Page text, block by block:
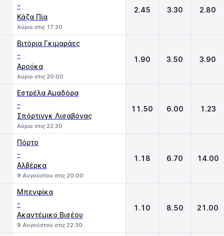
-
Κάζα Πία
Αύριο στις 17:30
2.45 3.30 2.80
Βιτόρια Γκιμαράες
-
Αρούκα
Αύριο στις 20:00
1.90 3.50 3.90
Εστρέλα Αμαδόρα
-
Σπόρτινγκ Λισαβόνας
Αύριο στις 22:30
11.50 6.00 1.23
Πόρτο
-
Αλβέρκα
9 Αυγούστου στις 20:00
1.18 6.70 14.00
Μπενφίκα
-
Ακαντέμικο Βισέου
9 Αυγούστου στις 22:30
1.10 8.50 21.00